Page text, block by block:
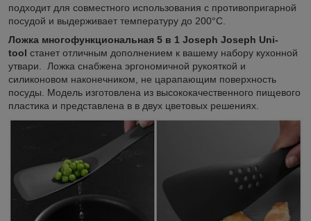
подходит для совместного использования с противопригарной
посудой и выдерживает температуру до 200°C.
Ложка многофункциональная 5 в 1 Joseph Joseph Uni-
tool станет отличным дополнением к вашему набору кухонной
утвари. Ложка снабжена эргономичной рукояткой и
силиконовом наконечником, не царапающим поверхность
посуды. Модель изготовлена из высококачественного пищевого
пластика и представлена в в двух цветовых решениях.